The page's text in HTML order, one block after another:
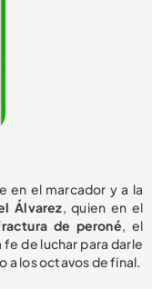
en el marcador y a la
Álvarez, quien en el
de peroné, el
de luchar para darle
a los octavos de final.